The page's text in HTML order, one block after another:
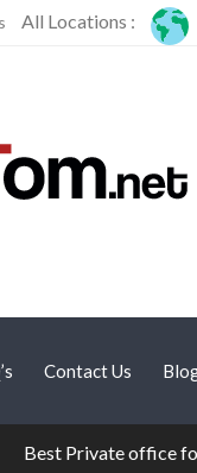
All Locations :
Contact Us
Best Private office